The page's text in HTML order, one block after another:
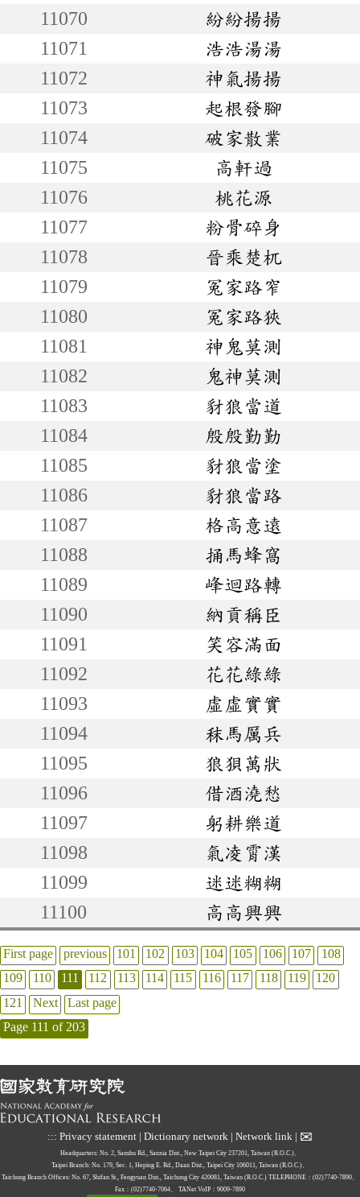
11070
紛紛揚揚
11071
浩浩湯湯
11072
神氣揚揚
11073
起根發腳
11074
破家散業
11075
高軒過
11076
桃花源
11077
粉骨碎身
11078
晉乘楚杌
11079
冤家路窄
11080
冤家路狹
11081
神鬼莫測
11082
鬼神莫測
11083
豺狼當道
11084
殷殷勤勤
11085
豺狼當塗
11086
豺狼當路
11087
格高意遠
11088
捅馬蜂窩
11089
峰迴路轉
11090
納貢稱臣
11091
笑容滿面
11092
花花綠綠
11093
虛虛實實
11094
秣馬厲兵
11095
狼狽萬狀
11096
借酒澆愁
11097
躬耕樂道
11098
氣凌霄漢
11099
迷迷糊糊
11100
高高興興
First page previous 101 102 103 104 105 106 107
108
109
110 111 112 113 114 115 116 117 118 119
120
121
Next
Last page
Page 111 of 203
::: Privacy statement | Dictionary network | Network link | ✉
Headquarters: No. 2, Sanshu Rd., Sanxia Dist., New Taipei City 237201, Taiwan (R.O.C.)、
Taipei Branch: No. 179, Sec. 1, Heping E. Rd., Daan Dist., Taipei City 106011, Taiwan (R.O.C.)、
Taichung Branch Offices: No. 67, Shifan St., Fengyuan Dist., Taichung City 420081, Taiwan (R.O.C.) TELEPHONE：(02)7740-7890、
Fax：(02)7740-7064、
TANet VoIP：9009-7890